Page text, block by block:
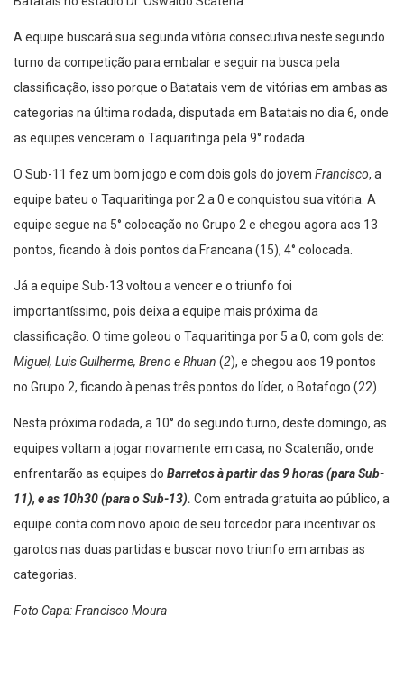
Batatais no estádio Dr. Oswaldo Scatena.
A equipe buscará sua segunda vitória consecutiva neste segundo
turno da competição para embalar e seguir na busca pela
classificação, isso porque o Batatais vem de vitórias em ambas as
categorias na última rodada, disputada em Batatais no dia 6, onde
as equipes venceram o Taquaritinga pela 9° rodada.
O Sub-11 fez um bom jogo e com dois gols do jovem Francisco, a
equipe bateu o Taquaritinga por 2 a 0 e conquistou sua vitória. A
equipe segue na 5° colocação no Grupo 2 e chegou agora aos 13
pontos, ficando à dois pontos da Francana (15), 4° colocada.
Já a equipe Sub-13 voltou a vencer e o triunfo foi
importantíssimo, pois deixa a equipe mais próxima da
classificação. O time goleou o Taquaritinga por 5 a 0, com gols de:
Miguel, Luis Guilherme, Breno e Rhuan (2), e chegou aos 19 pontos
no Grupo 2, ficando à penas três pontos do líder, o Botafogo (22).
Nesta próxima rodada, a 10° do segundo turno, deste domingo, as
equipes voltam a jogar novamente em casa, no Scatenão, onde
enfrentarão as equipes do Barretos à partir das 9 horas (para Sub-
11), e as 10h30 (para o Sub-13). Com entrada gratuita ao público, a
equipe conta com novo apoio de seu torcedor para incentivar os
garotos nas duas partidas e buscar novo triunfo em ambas as
categorias.
Foto Capa: Francisco Moura